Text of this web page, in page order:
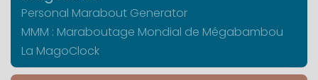
Personal Marabout Generator
MMM : Maraboutage Mondial de Mégabambou
La MagoClock